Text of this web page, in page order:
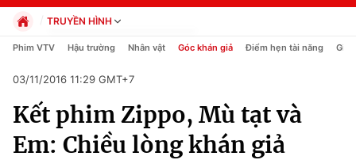
Chuyên mục
Chính trị
TRUYỀN HÌNH
Chính trị
Pháp luật
Kinh tế
Thể thao
Truyền hình
Phim VTV Hậu trường Nhân vật Góc khán giả Điểm hẹn tài năng Giải
03/11/2016 11:29 GMT+7
Kết phim Zippo, Mù tạt và
Em: Chiều lòng khán giả